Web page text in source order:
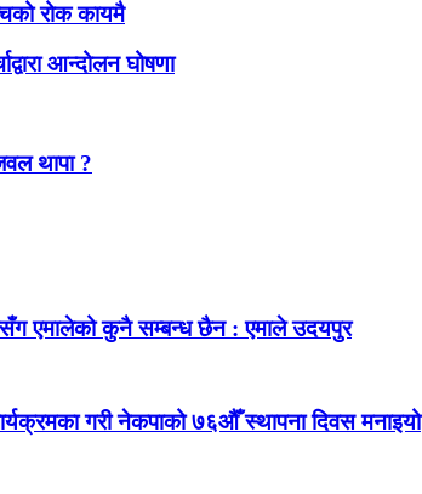
रोक कायमै
आन्दोलन घोषणा
थापा ?
एमालेको कुनै सम्बन्ध छैन : एमाले उदयपुर
गरी नेकपाको ७६औँ स्थापना दिवस मनाइयो